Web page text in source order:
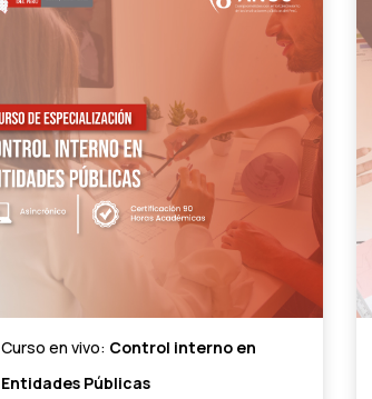
Curso en vivo: Control interno en
Entidades Públicas